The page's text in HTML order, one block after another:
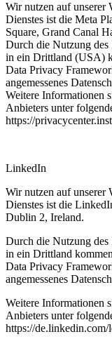
Wir nutzen auf unserer
Dienstes ist die Meta
Square, Grand Canal
Durch die Nutzung des
in ein Drittland (USA)
Data Privacy
angemessenes
Weitere Informationen
Anbieters unter
https://
LinkedIn
Wir nutzen auf unserer
Dienstes ist die
Dublin 2, Ireland.
Durch die Nutzung des
in ein Drittland
Data Privacy
angemessenes
Weitere Informationen
Anbieters unter
https://